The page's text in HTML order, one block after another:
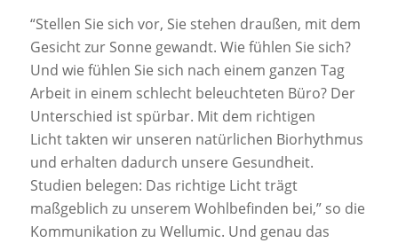
“Stellen Sie sich vor, Sie stehen draußen, mit dem
Gesicht zur Sonne gewandt. Wie fühlen Sie sich?
Und wie fühlen Sie sich nach einem ganzen Tag
Arbeit in einem schlecht beleuchteten Büro? Der
Unterschied ist spürbar. Mit dem richtigen
Licht takten wir unseren natürlichen Biorhythmus
und erhalten dadurch unsere Gesundheit.
Studien belegen: Das richtige Licht trägt
maßgeblich zu unserem Wohlbefinden bei,” so die
Kommunikation zu Wellumic. Und genau das